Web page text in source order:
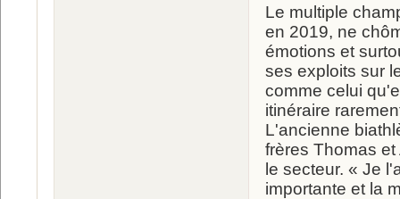
Le multiple
en 2019, ne
émotions et
ses exploits sur
comme celui
itinéraire
L'ancienne
frères Thomas
le secteur. « Je
importante et la